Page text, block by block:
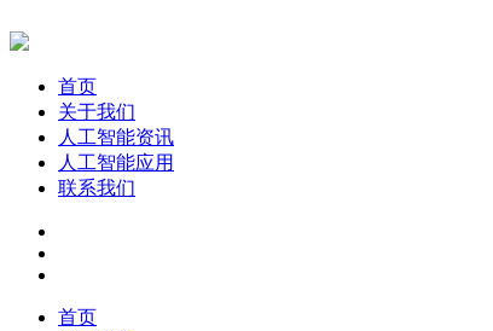
首页
关于我们
人工智能资讯
人工智能应用
联系我们
首页